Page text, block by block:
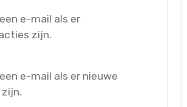
e-mail als er
zijn.
e-mail als er nieuwe